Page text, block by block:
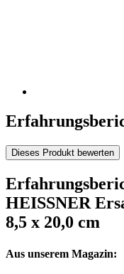
Dieses Produkt bewerten
HEISSNER
8,5 x 20,0 cm
Aus unserem Magazin: